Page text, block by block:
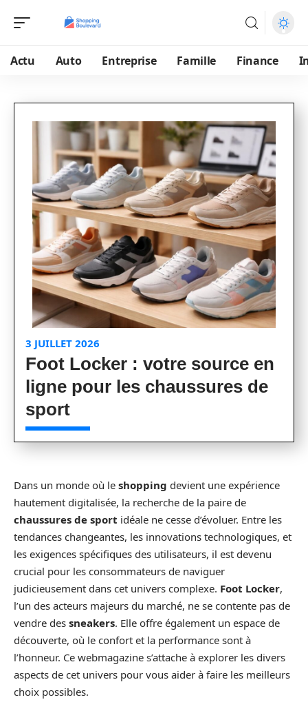
Actu Auto Entreprise Famille Finance
3 JUILLET 2026
Foot Locker : votre source en
ligne pour les chaussures de
sport
Dans un monde où le shopping devient une expérience
hautement digitalisée, la recherche de la paire de
chaussures de sport idéale ne cesse d’évoluer. Entre les
tendances changeantes, les innovations technologiques, et
les exigences spécifiques des utilisateurs, il est devenu
crucial pour les consommateurs de naviguer
judicieusement dans cet univers complexe. Foot Locker,
l’un des acteurs majeurs du marché, ne se contente pas de
vendre des sneakers. Elle offre également un espace de
découverte, où le confort et la performance sont à
l’honneur. Ce webmagazine s’attache à explorer les divers
aspects de cet univers pour vous aider à faire les meilleurs
choix possibles.